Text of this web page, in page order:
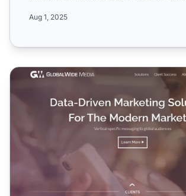
Aug 1, 2025
Programme d'affiliation GlobalWide